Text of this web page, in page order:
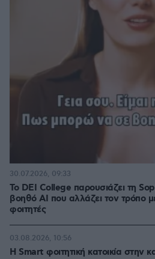
Το DEI College παρουσιάζει τη
βοηθό AI που αλλάζει τον τρόπο
φοιτητές
30.07.2026, 09:33
Η Smart φοιτητική κατοικία στην
03.08.2026, 10:56